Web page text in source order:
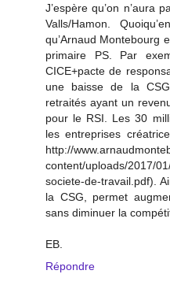
J’espère qu’on n’aura
Valls/Hamon.
qu’Arnaud Montebourg
primaire PS. Par
CICE+pacte de
une baisse de la
retraités ayant un
pour le RSI. Les 30
les entreprises
http://
content/uploads/2017/
societe-de-travail.pdf).
la CSG, permet
sans diminuer la
EB.
Répondre